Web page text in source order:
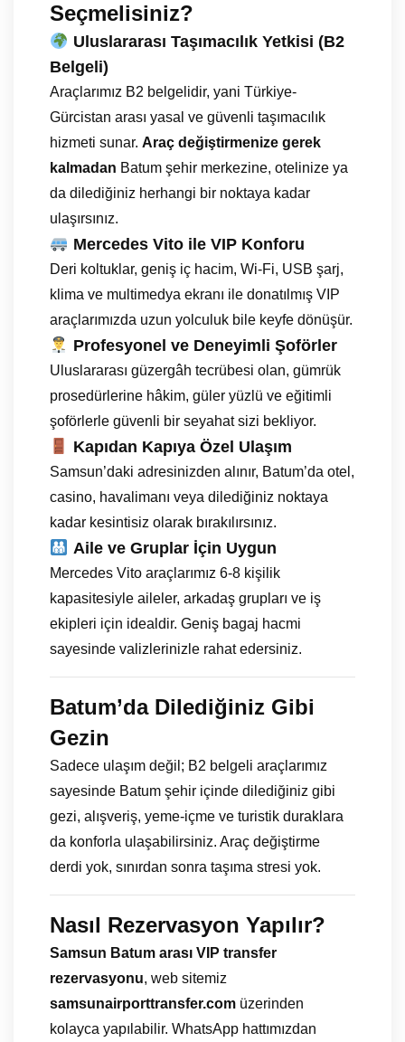
Seçmelisiniz?
Uluslararası Taşımacılık Yetkisi (B2
Belgeli)
Araçlarımız B2 belgelidir, yani Türkiye-
Gürcistan arası yasal ve güvenli taşımacılık
hizmeti sunar. Araç değiştirmenize gerek
kalmadan Batum şehir merkezine, otelinize ya
da dilediğiniz herhangi bir noktaya kadar
ulaşırsınız.
Mercedes Vito ile VIP Konforu
Deri koltuklar, geniş iç hacim, Wi-Fi, USB şarj,
klima ve multimedya ekranı ile donatılmış VIP
araçlarımızda uzun yolculuk bile keyfe dönüşür.
Profesyonel ve Deneyimli Şoförler
Uluslararası güzergâh tecrübesi olan, gümrük
prosedürlerine hâkim, güler yüzlü ve eğitimli
şoförlerle güvenli bir seyahat sizi bekliyor.
Kapıdan Kapıya Özel Ulaşım
Samsun’daki adresinizden alınır, Batum’da otel,
casino, havalimanı veya dilediğiniz noktaya
kadar kesintisiz olarak bırakılırsınız.
Aile ve Gruplar İçin Uygun
Mercedes Vito araçlarımız 6-8 kişilik
kapasitesiyle aileler, arkadaş grupları ve iş
ekipleri için idealdir. Geniş bagaj hacmi
sayesinde valizlerinizle rahat edersiniz.
Batum’da Dilediğiniz Gibi
Gezin
Sadece ulaşım değil; B2 belgeli araçlarımız
sayesinde Batum şehir içinde dilediğiniz gibi
gezi, alışveriş, yeme-içme ve turistik duraklara
da konforla ulaşabilirsiniz. Araç değiştirme
derdi yok, sınırdan sonra taşıma stresi yok.
Nasıl Rezervasyon Yapılır?
Samsun Batum arası VIP transfer
rezervasyonu, web sitemiz
samsunairporttransfer.com üzerinden
kolayca yapılabilir. WhatsApp hattımızdan